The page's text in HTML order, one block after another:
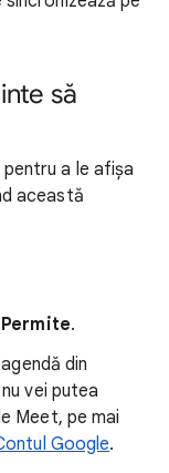
să
a le afișa
această
Permite.
din
vei putea
Meet, pe mai
Google.